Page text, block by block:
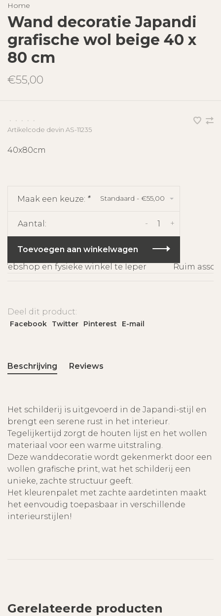
Home
Wand decoratie Japandi
grafische wol beige 40 x
80 cm
€55,00
• • • •
•
Artikelcode devin AS-11235
40x80cm
Maak een keuze: * Standaard - €55,00
Aantal: +
-
Toevoegen aan winkelwagen
en fysieke winkel te Ieper
Ruim
Deel dit product:
Facebook Twitter Pinterest E-mail
Beschrijving Reviews
Het schilderij is uitgevoerd in de Japandi-stijl en
brengt een serene rust in het interieur.
Tegelijkertijd zorgt de houten lijst en het wollen
materiaal voor een warme uitstraling.
Deze wanddecoratie wordt gekenmerkt door een
wollen grafische print, wat het schilderij een
unieke, zachte structuur geeft.
Het kleurenpalet met zachte aardetinten maakt
het eenvoudig toepasbaar in verschillende
interieurstijlen!
Gerelateerde producten